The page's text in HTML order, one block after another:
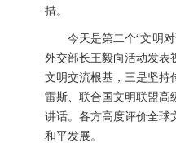
措。
今天是第二个“文明
外交部长王毅向活动发表
文明交流根基，三是坚持
雷斯、联合国文明联盟高
讲话。各方高度评价全球
和平发展。